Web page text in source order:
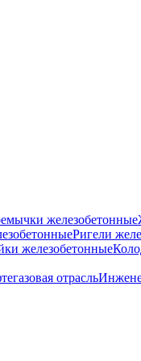
железобетонные
Ригели
железобетонные
отрасль